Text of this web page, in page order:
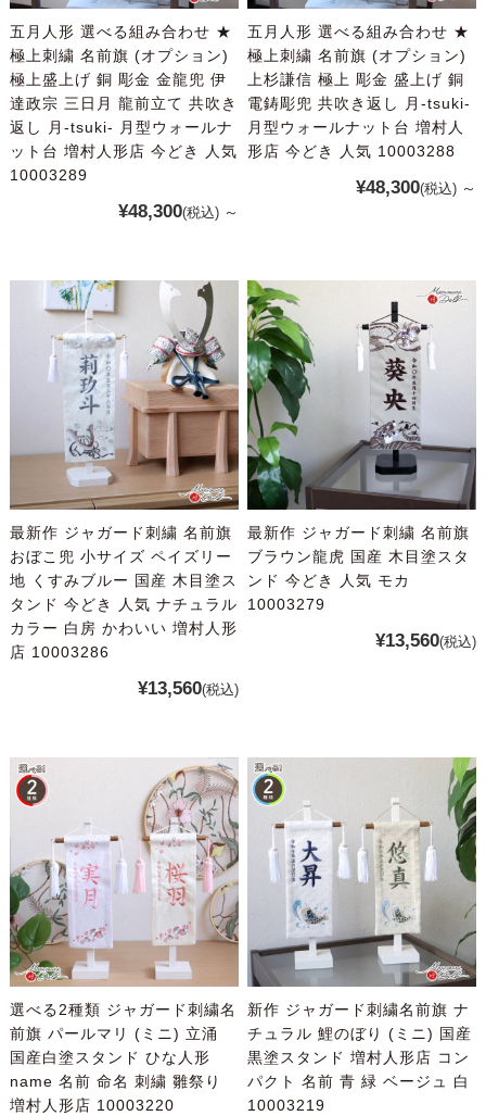
五月人形 選べる組み合わせ ★
極上刺繍 名前旗 (オプション)
極上盛上げ 銅 彫金 金龍兜 伊
達政宗 三日月 龍前立て 共吹き
返し 月-tsuki- 月型ウォールナ
ット台 増村人形店 今どき 人気
10003289
¥48,300(税込) ～
五月人形 選べる組み合わせ ★
極上刺繍 名前旗 (オプション)
上杉謙信 極上 彫金 盛上げ 銅
電鋳彫兜 共吹き返し 月-tsuki-
月型ウォールナット台 増村人
形店 今どき 人気 10003288
¥48,300(税込) ～
最新作 ジャガード刺繍 名前旗
おぼこ兜 小サイズ ペイズリー
地 くすみブルー 国産 木目塗ス
タンド 今どき 人気 ナチュラル
カラー 白房 かわいい 増村人形
店 10003286
¥13,560(税込)
最新作 ジャガード刺繍 名前旗
ブラウン龍虎 国産 木目塗スタ
ンド 今どき 人気 モカ
10003279
¥13,560(税込)
選べる2種類 ジャガード刺繍名
前旗 パールマリ (ミニ) 立涌
国産白塗スタンド ひな人形
name 名前 命名 刺繍 雛祭り
増村人形店 10003220
新作 ジャガード刺繍名前旗 ナ
チュラル 鯉のぼり (ミニ) 国産
黒塗スタンド 増村人形店 コン
パクト 名前 青 緑 ベージュ 白
10003219